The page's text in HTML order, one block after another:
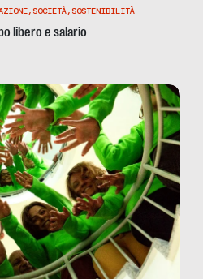
, SOCIETÀ, SOSTENIBILITÀ
libero e salario